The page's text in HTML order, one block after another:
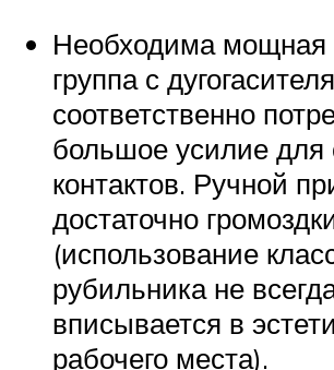
Необходима мощная
группа с
соответственно
большое усилие
контактов. Ручной
достаточно
(использование
рубильника не
вписывается в
рабочего места).